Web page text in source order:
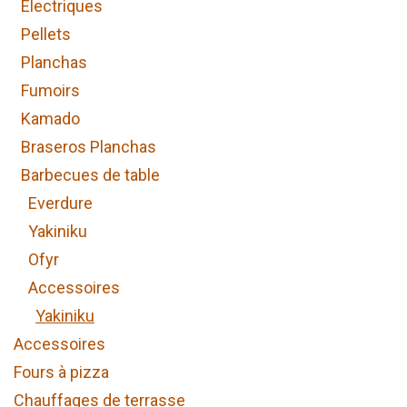
Electriques
Pellets
Planchas
Fumoirs
Kamado
Braseros Planchas
Barbecues de table
Everdure
Yakiniku
Ofyr
Accessoires
Yakiniku
Accessoires
Fours à pizza
Chauffages de terrasse